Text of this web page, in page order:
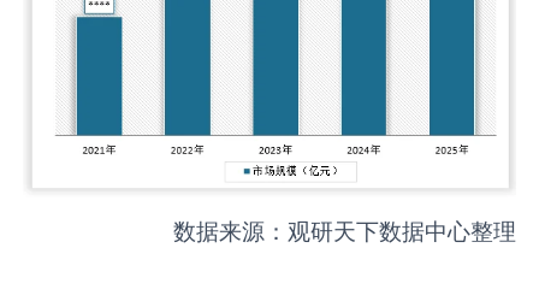
数据来源：观研天下数据中心整理